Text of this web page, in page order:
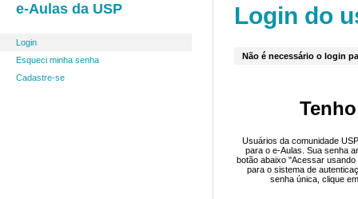
e-Aulas da USP
Login
Esqueci minha senha
Cadastre-se
Login do
Não é necessário o login
Usuários da comunidade
para o e-Aulas. Sua senha
botão abaixo "Acessar
para o sistema de
senha única, clique